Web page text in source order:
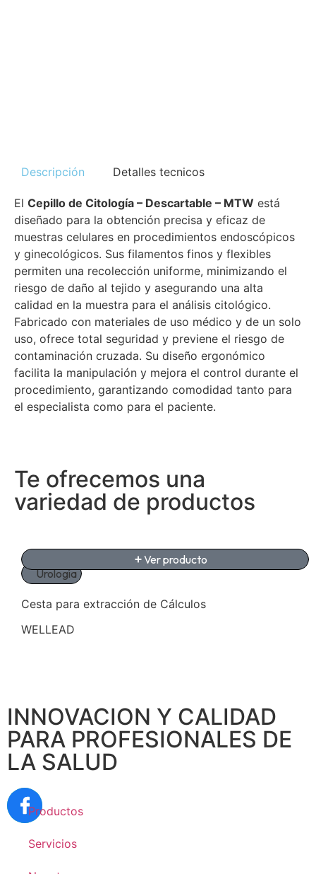
Descripción Detalles tecnicos
El Cepillo de Citología – Descartable – MTW está
diseñado para la obtención precisa y eficaz de
muestras celulares en procedimientos endoscópicos
y ginecológicos. Sus filamentos finos y flexibles
permiten una recolección uniforme, minimizando el
riesgo de daño al tejido y asegurando una alta
calidad en la muestra para el análisis citológico.
Fabricado con materiales de uso médico y de un solo
uso, ofrece total seguridad y previene el riesgo de
contaminación cruzada. Su diseño ergonómico
facilita la manipulación y mejora el control durante el
procedimiento, garantizando comodidad tanto para
el especialista como para el paciente.
Te ofrecemos una
variedad de productos
Urología
Cesta para extracción de Cálculos
WELLEAD
Ver producto
INNOVACION Y CALIDAD
PARA PROFESIONALES DE
LA SALUD
Productos
Servicios